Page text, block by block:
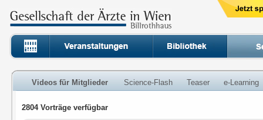
Videos für Mitglieder Science-Flash Teaser e-Learning
2804 Vorträge verfügbar